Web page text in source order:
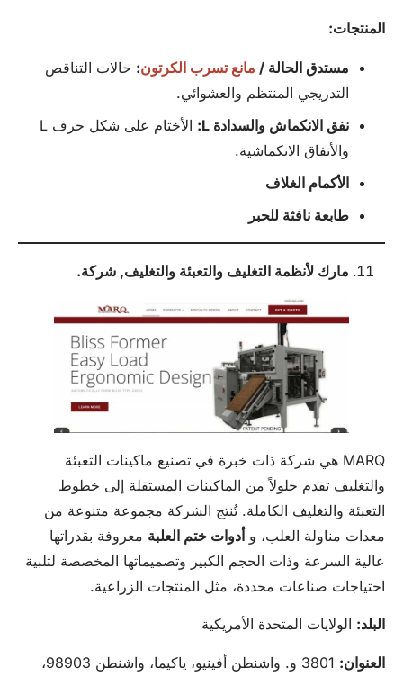
المنتجات:
مستدق الحالة / مانع تسرب الكرتون: حالات التناقص
التدريجي المنتظم والعشوائي.
نفق الانكماش والسدادة L:
الأختام على شكل حرف L
والأنفاق الانكماشية.
الأكمام الغلاف
طابعة نافثة للحبر
مارك لأنظمة التغليف والتعبئة والتغليف, شركة.
MARQ هي شركة ذات خبرة في تصنيع ماكينات التعبئة
والتغليف تقدم حلولاً من الماكينات المستقلة إلى خطوط
التعبئة والتغليف الكاملة. تُنتج الشركة مجموعة متنوعة من
معدات مناولة العلب، و أدوات ختم العلبة معروفة بقدراتها
عالية السرعة وذات الحجم الكبير وتصميماتها المخصصة لتلبية
احتياجات صناعات محددة، مثل المنتجات الزراعية.
البلد: الولايات المتحدة الأمريكية
العنوان:
3801 و. واشنطن أفينيو، ياكيما، واشنطن 98903،